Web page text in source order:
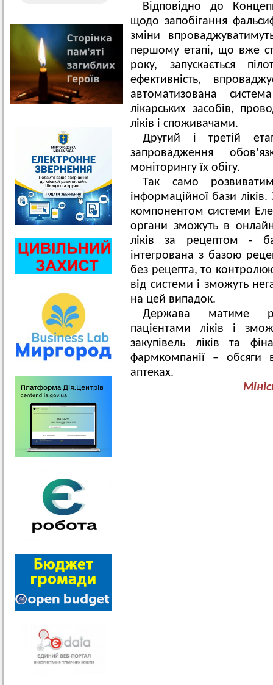
Відповідно до
щодо запобігання
зміни
першому етапі, що вже
року, запускається
ефективність,
автоматизована
лікарських засобів,
ліків і споживачами.
Другий і третій
запровадження
моніторингу їх обігу.
Так само
інформаційної бази
компонентом системи
органи зможуть в
ліків за рецептом -
інтегрована з базою
без рецепта, то
від системи і зможуть
на цей випадок.
Держава матиме
пацієнтами ліків і
закупівель ліків та
фармкомпанії – обсяги
аптеках.